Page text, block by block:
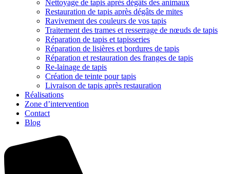
Nettoyage de tapis après dégâts des animaux
Restauration de tapis après dégâts de mites
Ravivement des couleurs de vos tapis
Traitement des trames et resserrage de nœuds de tapis
Réparation de tapis et tapisseries
Réparation de lisières et bordures de tapis
Réparation et restauration des franges de tapis
Re-lainage de tapis
Création de teinte pour tapis
Livraison de tapis après restauration
Réalisations
Zone d’intervention
Contact
Blog